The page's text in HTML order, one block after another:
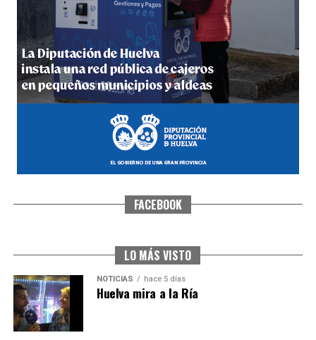
5º DÍA DE LAS FIESTAS COLOMBINAS 2026
hace 5 días·Huelvatv
CUARTA CORRIDA DE LAS FIESTAS COLOMBINAS
FACEBOOK
LO MÁS VISTO
NOTICIAS hace 5 días
Huelva mira a la Ría